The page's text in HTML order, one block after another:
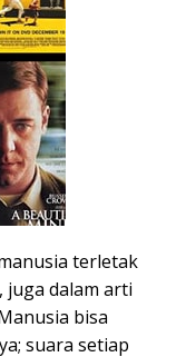
terletak
juga dalam arti
bisa
suara setiap